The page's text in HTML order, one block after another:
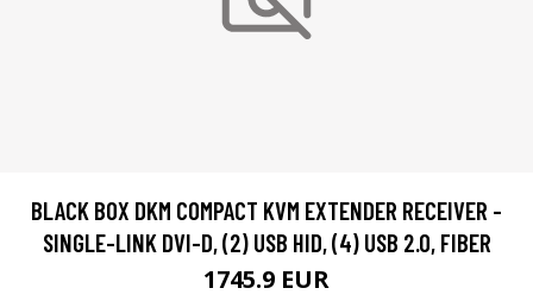
BLACK BOX DKM COMPACT KVM EXTENDER RECEIVER -
SINGLE-LINK DVI-D, (2) USB HID, (4) USB 2.0, FIBER
1745.9 EUR